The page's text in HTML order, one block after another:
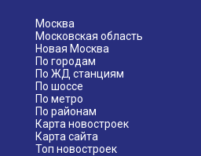
Москва
Московская область
Новая Москва
По городам
По ЖД станциям
По шоссе
По метро
По районам
Карта новостроек
Карта сайта
Топ новостроек